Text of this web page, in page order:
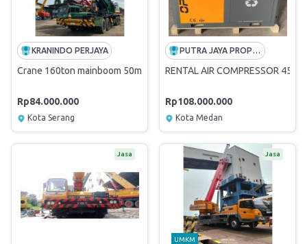
KRANINDO PERJAYA
Crane 160ton mainboom 50m
Rp84.000.000
Kota Serang
PUTRA JAYA PROPITA
RENTAL AIR COMPRESSOR 45
Rp108.000.000
Kota Medan
Jasa Jasa
UMKM